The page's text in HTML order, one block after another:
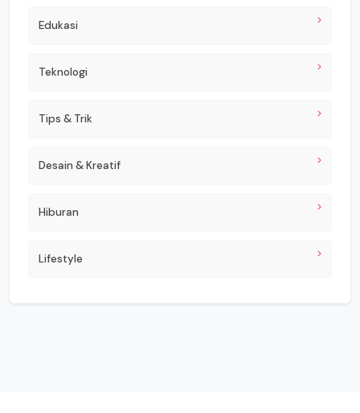
Edukasi
Teknologi
Tips & Trik
Desain & Kreatif
Hiburan
Lifestyle